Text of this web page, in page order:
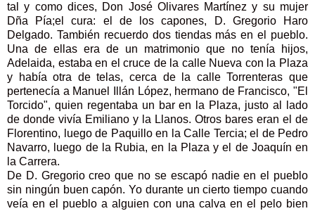
tal y como dices, Don José Olivares Martínez y su mujer
Dña Pía;el cura: el de los capones, D. Gregorio Haro
Delgado. También recuerdo dos tiendas más en el pueblo.
Una de ellas era de un matrimonio que no tenía hijos,
Adelaida, estaba en el cruce de la calle Nueva con la Plaza
y había otra de telas, cerca de la calle Torrenteras que
pertenecía a Manuel Illán López, hermano de Francisco, "El
Torcido", quien regentaba un bar en la Plaza, justo al lado
de donde vivía Emiliano y la Llanos. Otros bares eran el de
Florentino, luego de Paquillo en la Calle Tercia; el de Pedro
Navarro, luego de la Rubia, en la Plaza y el de Joaquín en
la Carrera.
De D. Gregorio creo que no se escapó nadie en el pueblo
sin ningún buen capón. Yo durante un cierto tiempo cuando
veía en el pueblo a alguien con una calva en el pelo bien